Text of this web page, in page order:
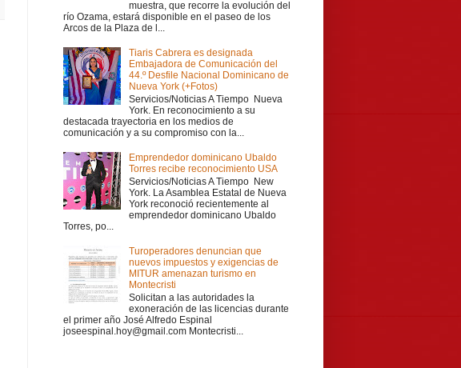
muestra, que recorre la evolución del
río Ozama, estará disponible en el paseo de los
Arcos de la Plaza de l...
Tiaris Cabrera es designada
Embajadora de Comunicación del
44.º Desfile Nacional Dominicano de
Nueva York (+Fotos)
Servicios/Noticias A Tiempo Nueva
York. En reconocimiento a su
destacada trayectoria en los medios de
comunicación y a su compromiso con la...
Emprendedor dominicano Ubaldo
Torres recibe reconocimiento USA
Servicios/Noticias A Tiempo New
York. La Asamblea Estatal de Nueva
York reconoció recientemente al
emprendedor dominicano Ubaldo
Torres, po...
Turoperadores denuncian que
nuevos impuestos y exigencias de
MITUR amenazan turismo en
Montecristi
Solicitan a las autoridades la
exoneración de las licencias durante
el primer año José Alfredo Espinal
joseespinal.hoy@gmail.com Montecristi...